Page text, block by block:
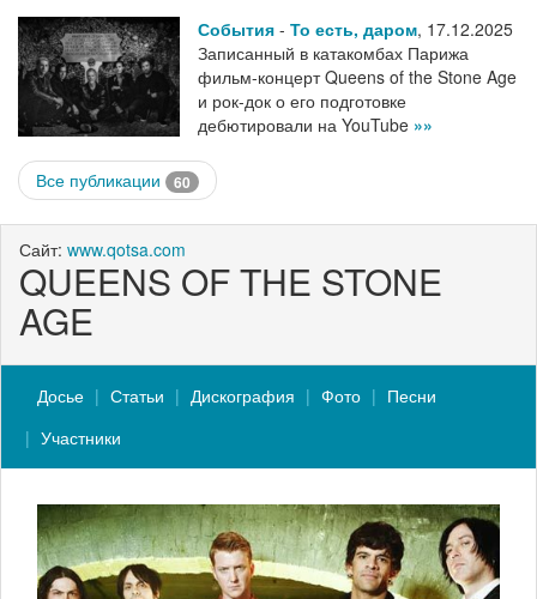
События - То есть, даром, 17.12.2025
Записанный в катакомбах Парижа
фильм-концерт Queens of the Stone Age
и рок-док о его подготовке
дебютировали на YouTube »»
Все публикации 60
Сайт: www.qotsa.com
QUEENS OF THE STONE
AGE
Досье Статьи Дискография Фото
Песни
Участники